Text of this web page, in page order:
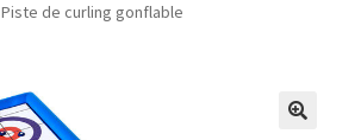
Piste de curling gonflable